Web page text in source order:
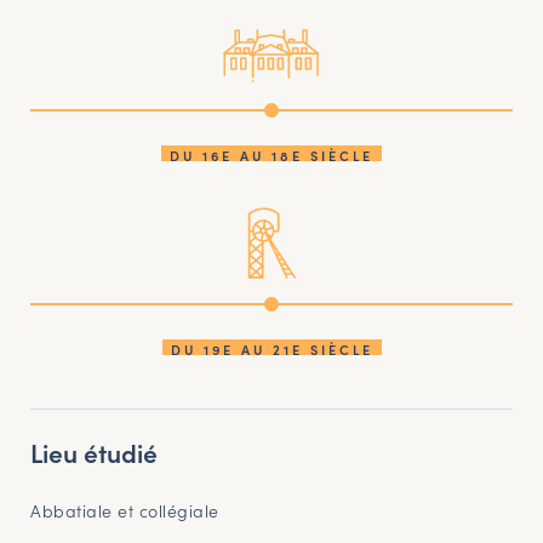
DU 16E AU 18E SIÈCLE
DU 19E AU 21E SIÈCLE
Lieu étudié
Abbatiale et collégiale